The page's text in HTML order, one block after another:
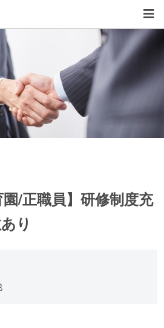
園/正職員】研修制度充
り